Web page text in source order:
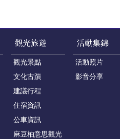
觀光旅遊
觀光景點
文化古蹟
建議行程
住宿資訊
公車資訊
麻豆柚意思觀光
活動集錦
活動照片
影音分享